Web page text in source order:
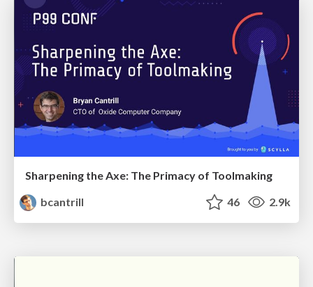
Sharpening the Axe: The Primacy of Toolmaking
bcantrill
46 2.9k